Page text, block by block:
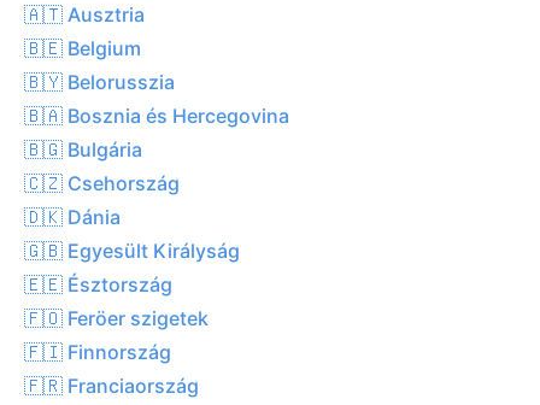
🇦🇹 Ausztria
🇧🇪 Belgium
🇧🇾 Belorusszia
🇧🇦 Bosznia és Hercegovina
🇧🇬 Bulgária
🇨🇿 Csehország
🇩🇰 Dánia
🇬🇧 Egyesült Királyság
🇪🇪 Észtország
🇫🇴 Feröer szigetek
🇫🇮 Finnország
🇫🇷 Franciaország